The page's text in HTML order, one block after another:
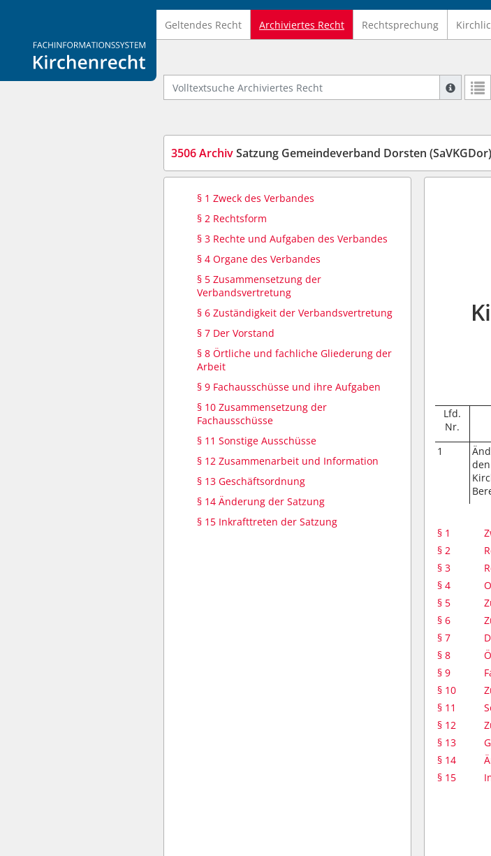
Logo Fachinformationssystem Kirchenrecht
Geltendes Recht Archiviertes Recht Rechtsprechung
Volltextsuche Archiviertes Recht
Suche
Weitere
3506 ArchivSatzung Gemeindeverband Dorsten (SaVKGDor)
§ 1 Zweck des Verbandes
§ 2 Rechtsform
§ 3 Rechte und Aufgaben des Verbandes
§ 4 Organe des Verbandes
§ 5 Zusammensetzung der
Verbandsvertretung
§ 6 Zuständigkeit der Verbandsvertretung
§ 7 Der Vorstand
§ 8 Örtliche und fachliche Gliederung der
Arbeit
§ 9 Fachausschüsse und ihre Aufgaben
§ 10 Zusammensetzung der
Fachausschüsse
§ 11 Sonstige Ausschüsse
§ 12 Zusammenarbeit und Information
§ 13 Geschäftsordnung
§ 14 Änderung der Satzung
§ 15 Inkrafttreten der Satzung
Lfd.
Nr.
1
§ 1
§ 2
§ 3
§ 4
§ 5
§ 6
§ 7
§ 8
§ 9
§ 10
§ 11
§ 12
§ 13
§ 14
§ 15